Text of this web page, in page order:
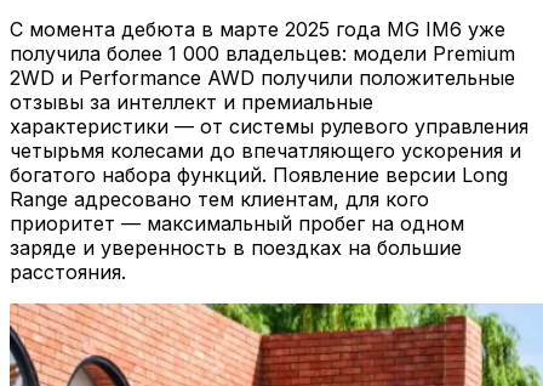
С момента дебюта в марте 2025 года MG IM6 уже
получила более 1 000 владельцев: модели Premium
2WD и Performance AWD получили положительные
отзывы за интеллект и премиальные
характеристики — от системы рулевого управления
четырьмя колесами до впечатляющего ускорения и
богатого набора функций. Появление версии Long
Range адресовано тем клиентам, для кого
приоритет — максимальный пробег на одном
заряде и уверенность в поездках на большие
расстояния.